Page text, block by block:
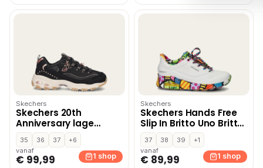
Skechers
Skechers 20th
Anniversary lage
sneakers – Zwart
35 36 37
+6
vanaf
€ 99,99 1 shop
Skechers
Skechers Hands Free
Slip In Britto Uno Britto
Landscape
instapschoenen – Wit
37 38 39
+1
vanaf
€ 89,99 1 shop